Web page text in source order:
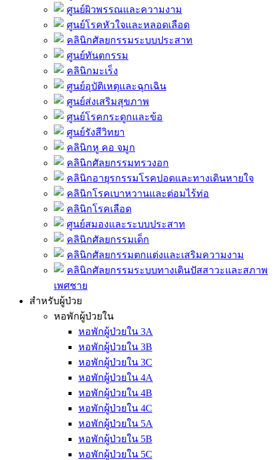
ศูนย์ผิวพรรณและความงาม
ศูนย์โรคหัวใจและหลอดเลือด
คลินิกศัลยกรรมระบบประสาท
ศูนย์ทันตกรรม
คลินิกมะเร็ง
ศูนย์อุบัติเหตุและฉุกเฉิน
ศูนย์ส่งเสริมสุขภาพ
ศูนย์โรคกระดูกและข้อ
ศูนย์รังสีวิทยา
คลินิกหู คอ จมูก
คลินิกศัลยกรรมทรวงอก
คลินิกอายุรกรรมโรคปอดและทางเดินหายใจ
คลินิกโรคเบาหวานและต่อมไร้ท่อ
คลินิกโรคเลือด
ศูนย์สมองและระบบประสาท
คลินิกศัลยกรรมเด็ก
คลินิกศัลยกรรมตกแต่งและเสริมความงาม
คลินิกศัลยกรรมระบบทางเดินปัสสาวะและสภาพ
เพศชาย
สำหรับผู้ป่วย
หอพักผู้ป่วยใน
หอพักผู้ป่วยใน 3A
หอพักผู้ป่วยใน 3B
หอพักผู้ป่วยใน 3C
หอพักผู้ป่วยใน 4A
หอพักผู้ป่วยใน 4B
หอพักผู้ป่วยใน 4C
หอพักผู้ป่วยใน 5A
หอพักผู้ป่วยใน 5B
หอพักผู้ป่วยใน 5C